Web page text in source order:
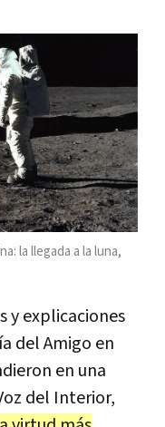
la llegada a la luna,
y explicaciones
del Amigo en
en una
del Interior,